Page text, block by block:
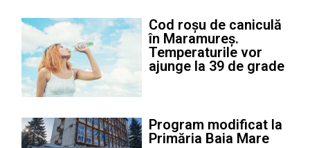
Cod roșu de caniculă
în Maramureș.
Temperaturile vor
ajunge la 39 de grade
Program modificat la
Primăria Baia Mare